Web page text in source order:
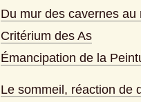
Du mur des cavernes au
Critérium des As
Émancipation de la
Le sommeil, réaction de